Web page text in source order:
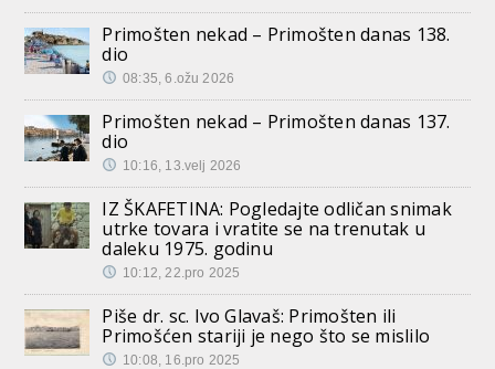
Primošten nekad – Primošten danas 138.
dio
08:35, 6.ožu 2026
Primošten nekad – Primošten danas 137.
dio
10:16, 13.velj 2026
IZ ŠKAFETINA: Pogledajte odličan snimak
utrke tovara i vratite se na trenutak u
daleku 1975. godinu
10:12, 22.pro 2025
Piše dr. sc. Ivo Glavaš: Primošten ili
Primošćen stariji je nego što se mislilo
10:08, 16.pro 2025